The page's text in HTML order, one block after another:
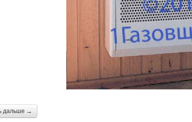
дальше →